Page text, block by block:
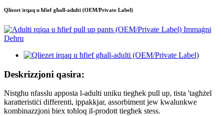
Qliezet irqaq u ħfief għall-adulti (OEM/Private Label)
Deskrizzjoni qasira:
Nistgħu nfasslu apposta l-adulti uniku tiegħek pull up, tista 'tagħżel
karatteristiċi differenti, ippakkjar, assorbiment jew kwalunkwe
kombinazzjoni biex toħloq il-prodott tiegħek stess.